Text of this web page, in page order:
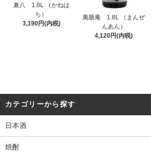
兼八 1.8L （かねは
ち）
3,190円(内税)
萬膳庵 1.8L （まんぜ
んあん）
4,120円(内税)
カテゴリーから探す
日本酒
焼酎